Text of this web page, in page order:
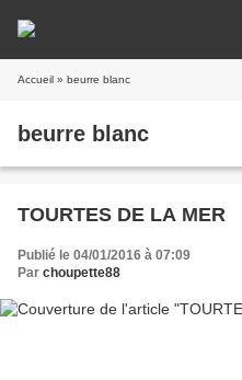
Accueil » beurre blanc
beurre blanc
TOURTES DE LA MER
Publié le 04/01/2016 à 07:09
Par choupette88